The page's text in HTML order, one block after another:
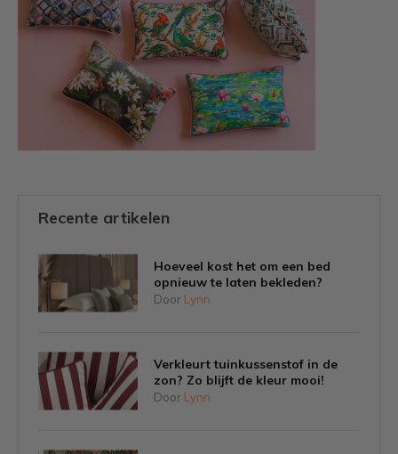
Recente artikelen
Hoeveel kost het om een bed
opnieuw te laten bekleden?
Door Lynn
Verkleurt tuinkussenstof in de
zon? Zo blijft de kleur mooi!
Door Lynn